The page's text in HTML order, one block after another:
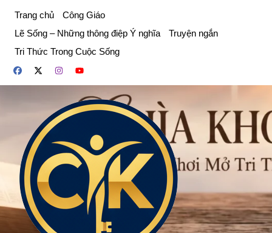
phần
dung
Trang chủ
Công Giáo
Lẽ Sống – Những thông điệp Ý nghĩa
Truyện ngắn
Tri Thức Trong Cuộc Sống